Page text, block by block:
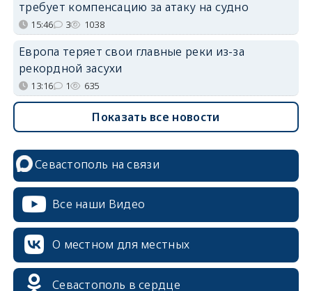
требует компенсацию за атаку на судно
15:46 3 1038
Европа теряет свои главные реки из-за
рекордной засухи
13:16 1 635
Показать все новости
Севастополь на связи
Все наши Видео
О местном для местных
Севастополь в сердце